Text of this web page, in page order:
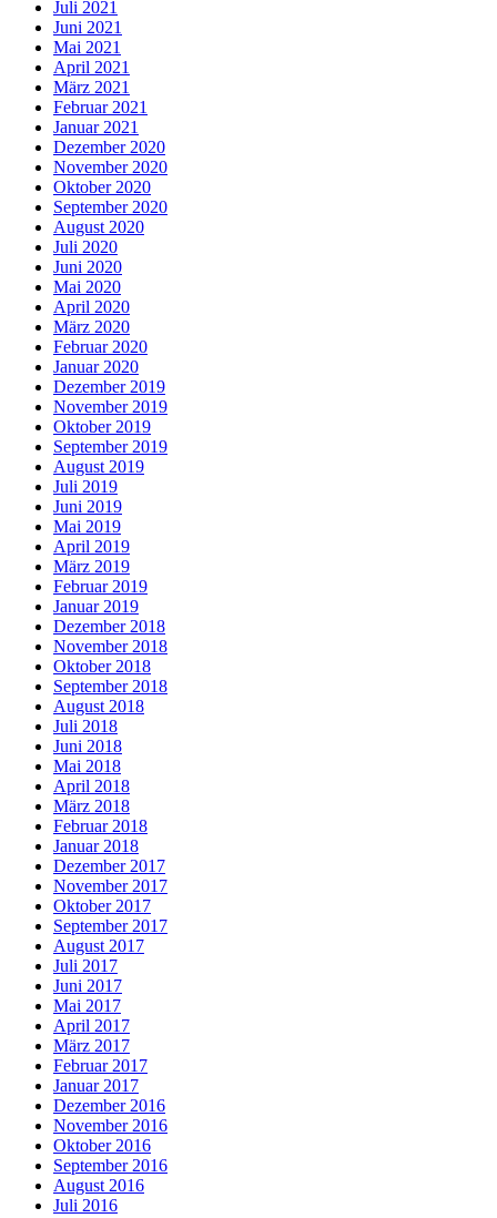
Juli 2021
Juni 2021
Mai 2021
April 2021
März 2021
Februar 2021
Januar 2021
Dezember 2020
November 2020
Oktober 2020
September 2020
August 2020
Juli 2020
Juni 2020
Mai 2020
April 2020
März 2020
Februar 2020
Januar 2020
Dezember 2019
November 2019
Oktober 2019
September 2019
August 2019
Juli 2019
Juni 2019
Mai 2019
April 2019
März 2019
Februar 2019
Januar 2019
Dezember 2018
November 2018
Oktober 2018
September 2018
August 2018
Juli 2018
Juni 2018
Mai 2018
April 2018
März 2018
Februar 2018
Januar 2018
Dezember 2017
November 2017
Oktober 2017
September 2017
August 2017
Juli 2017
Juni 2017
Mai 2017
April 2017
März 2017
Februar 2017
Januar 2017
Dezember 2016
November 2016
Oktober 2016
September 2016
August 2016
Juli 2016